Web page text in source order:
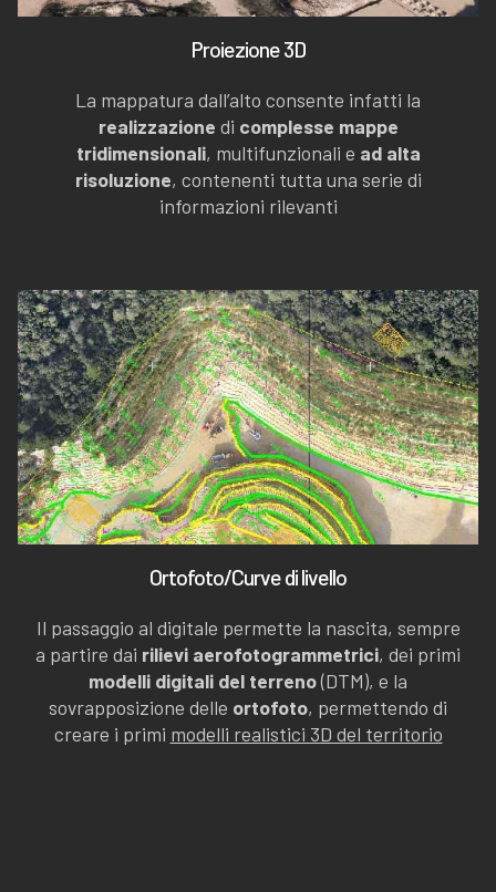
Proiezione 3D
La mappatura dall’alto consente infatti la
realizzazione di complesse mappe
tridimensionali, multifunzionali e ad alta
risoluzione, contenenti tutta una serie di
informazioni rilevanti
Ortofoto/Curve di livello
Il passaggio al digitale permette la nascita, sempre
a partire dai rilievi aerofotogrammetrici, dei primi
modelli digitali del terreno(DTM), e la
sovrapposizione delle ortofoto, permettendo di
creare i primi modelli realistici 3D del territorio